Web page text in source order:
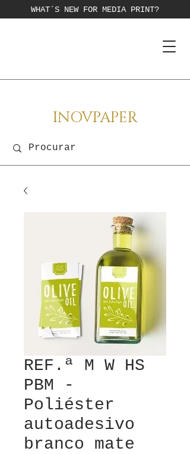
WHAT´S NEW FOR MEDIA PRINT?
INOVPAPER
REF.ª M W HS
PBM -
Poliéster
autoadesivo
branco mate